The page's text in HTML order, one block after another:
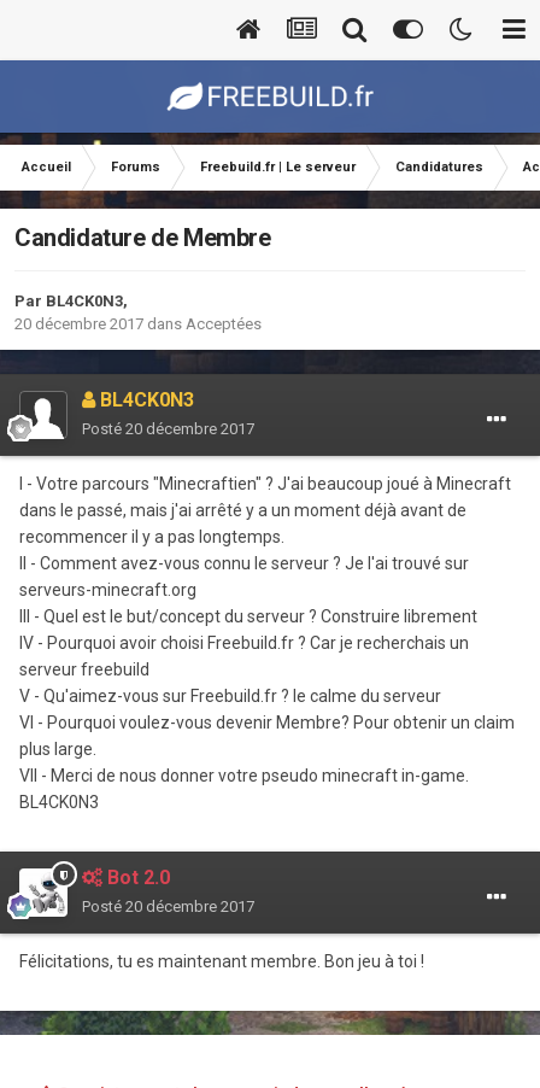
Accueil Forums Freebuild.fr | Le serveur Candidatures
Candidature de Membre
Par BL4CK0N3,
20 décembre 2017 dans Acceptées
BL4CK0N3
Posté 20 décembre 2017
I - Votre parcours "Minecraftien" ? J'ai beaucoup joué à Minecraft
dans le passé, mais j'ai arrêté y a un moment déjà avant de
recommencer il y a pas longtemps.
II - Comment avez-vous connu le serveur ? Je l'ai trouvé sur
serveurs-minecraft.org
III - Quel est le but/concept du serveur ? Construire librement
IV - Pourquoi avoir choisi Freebuild.fr ? Car je recherchais un
serveur freebuild
V - Qu'aimez-vous sur Freebuild.fr ? le calme du serveur
VI - Pourquoi voulez-vous devenir Membre? Pour obtenir un claim
plus large.
VII - Merci de nous donner votre pseudo minecraft in-game.
BL4CK0N3
Bot 2.0
Posté 20 décembre 2017
Félicitations, tu es maintenant membre. Bon jeu à toi !